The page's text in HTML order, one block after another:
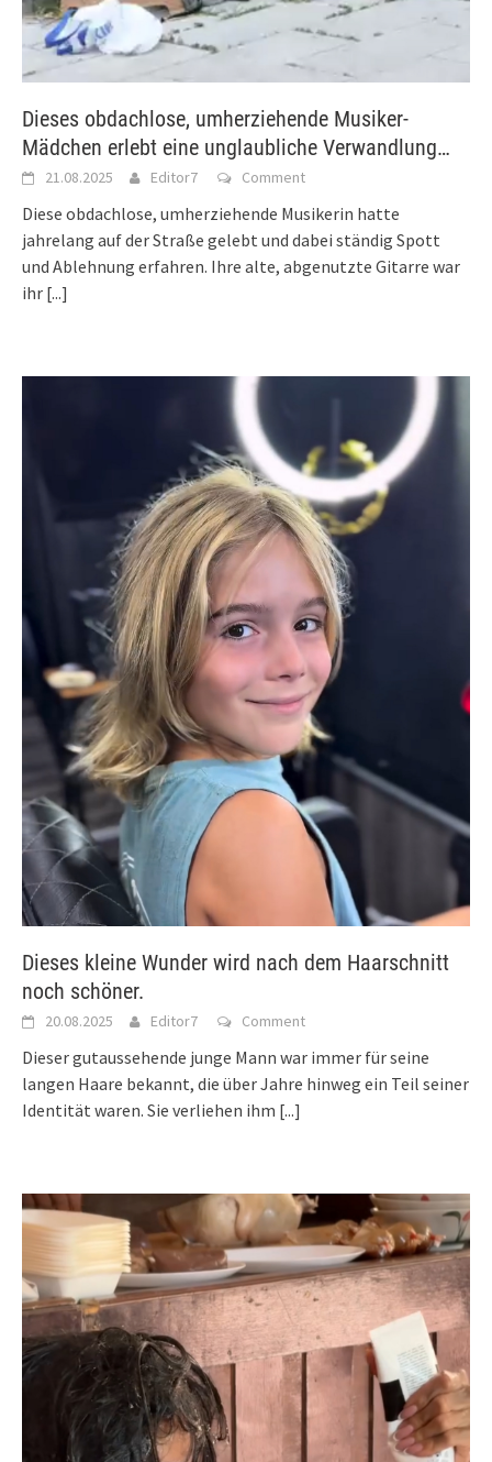
Dieses obdachlose, umherziehende Musiker-
Mädchen erlebt eine unglaubliche Verwandlung…
21.08.2025 Editor7 Comment
Diese obdachlose, umherziehende Musikerin hatte
jahrelang auf der Straße gelebt und dabei ständig Spott
und Ablehnung erfahren. Ihre alte, abgenutzte Gitarre war
ihr [...]
Dieses kleine Wunder wird nach dem Haarschnitt
noch schöner.
20.08.2025 Editor7 Comment
Dieser gutaussehende junge Mann war immer für seine
langen Haare bekannt, die über Jahre hinweg ein Teil seiner
Identität waren. Sie verliehen ihm [...]